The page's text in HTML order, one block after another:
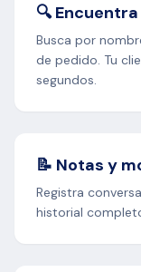
🔍
Busca por
de pedido. Tu
segundos.
📝 Notas y
Registra
historial